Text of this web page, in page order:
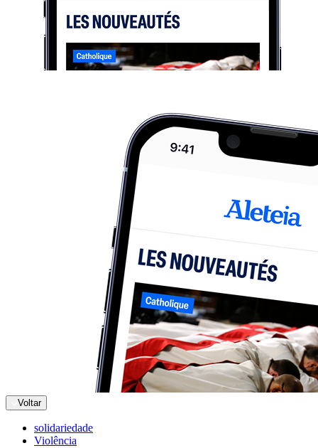
Voltar
solidariedade
Violência